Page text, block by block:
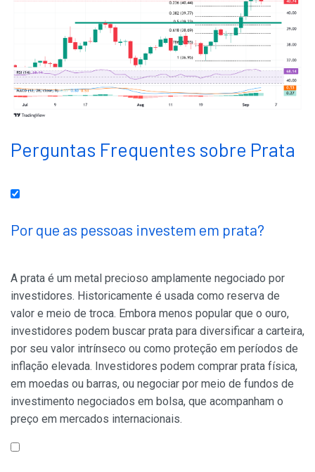
Perguntas Frequentes sobre Prata
Por que as pessoas investem em prata?
A prata é um metal precioso amplamente negociado por
investidores. Historicamente é usada como reserva de
valor e meio de troca. Embora menos popular que o ouro,
investidores podem buscar prata para diversificar a carteira,
por seu valor intrínseco ou como proteção em períodos de
inflação elevada. Investidores podem comprar prata física,
em moedas ou barras, ou negociar por meio de fundos de
investimento negociados em bolsa, que acompanham o
preço em mercados internacionais.